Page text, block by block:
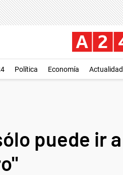
Política Economía Actualidad
puede ir